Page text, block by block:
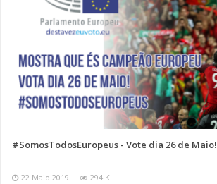
#SomosTodosEuropeus - Vote dia 26 de Maio!
22 Maio 2019 294 K